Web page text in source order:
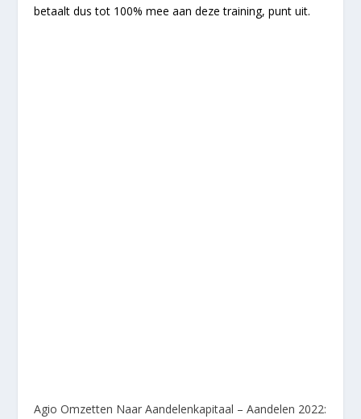
betaalt dus tot 100% mee aan deze training, punt uit.
Agio Omzetten Naar Aandelenkapitaal – Aandelen 2022: